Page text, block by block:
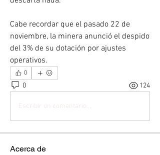
Cabe recordar que el pasado 22 de
noviembre, la minera anunció el despido
del 3% de su dotación por ajustes
operativos.
0
0 124
Escribir un comentario...
Acerca de